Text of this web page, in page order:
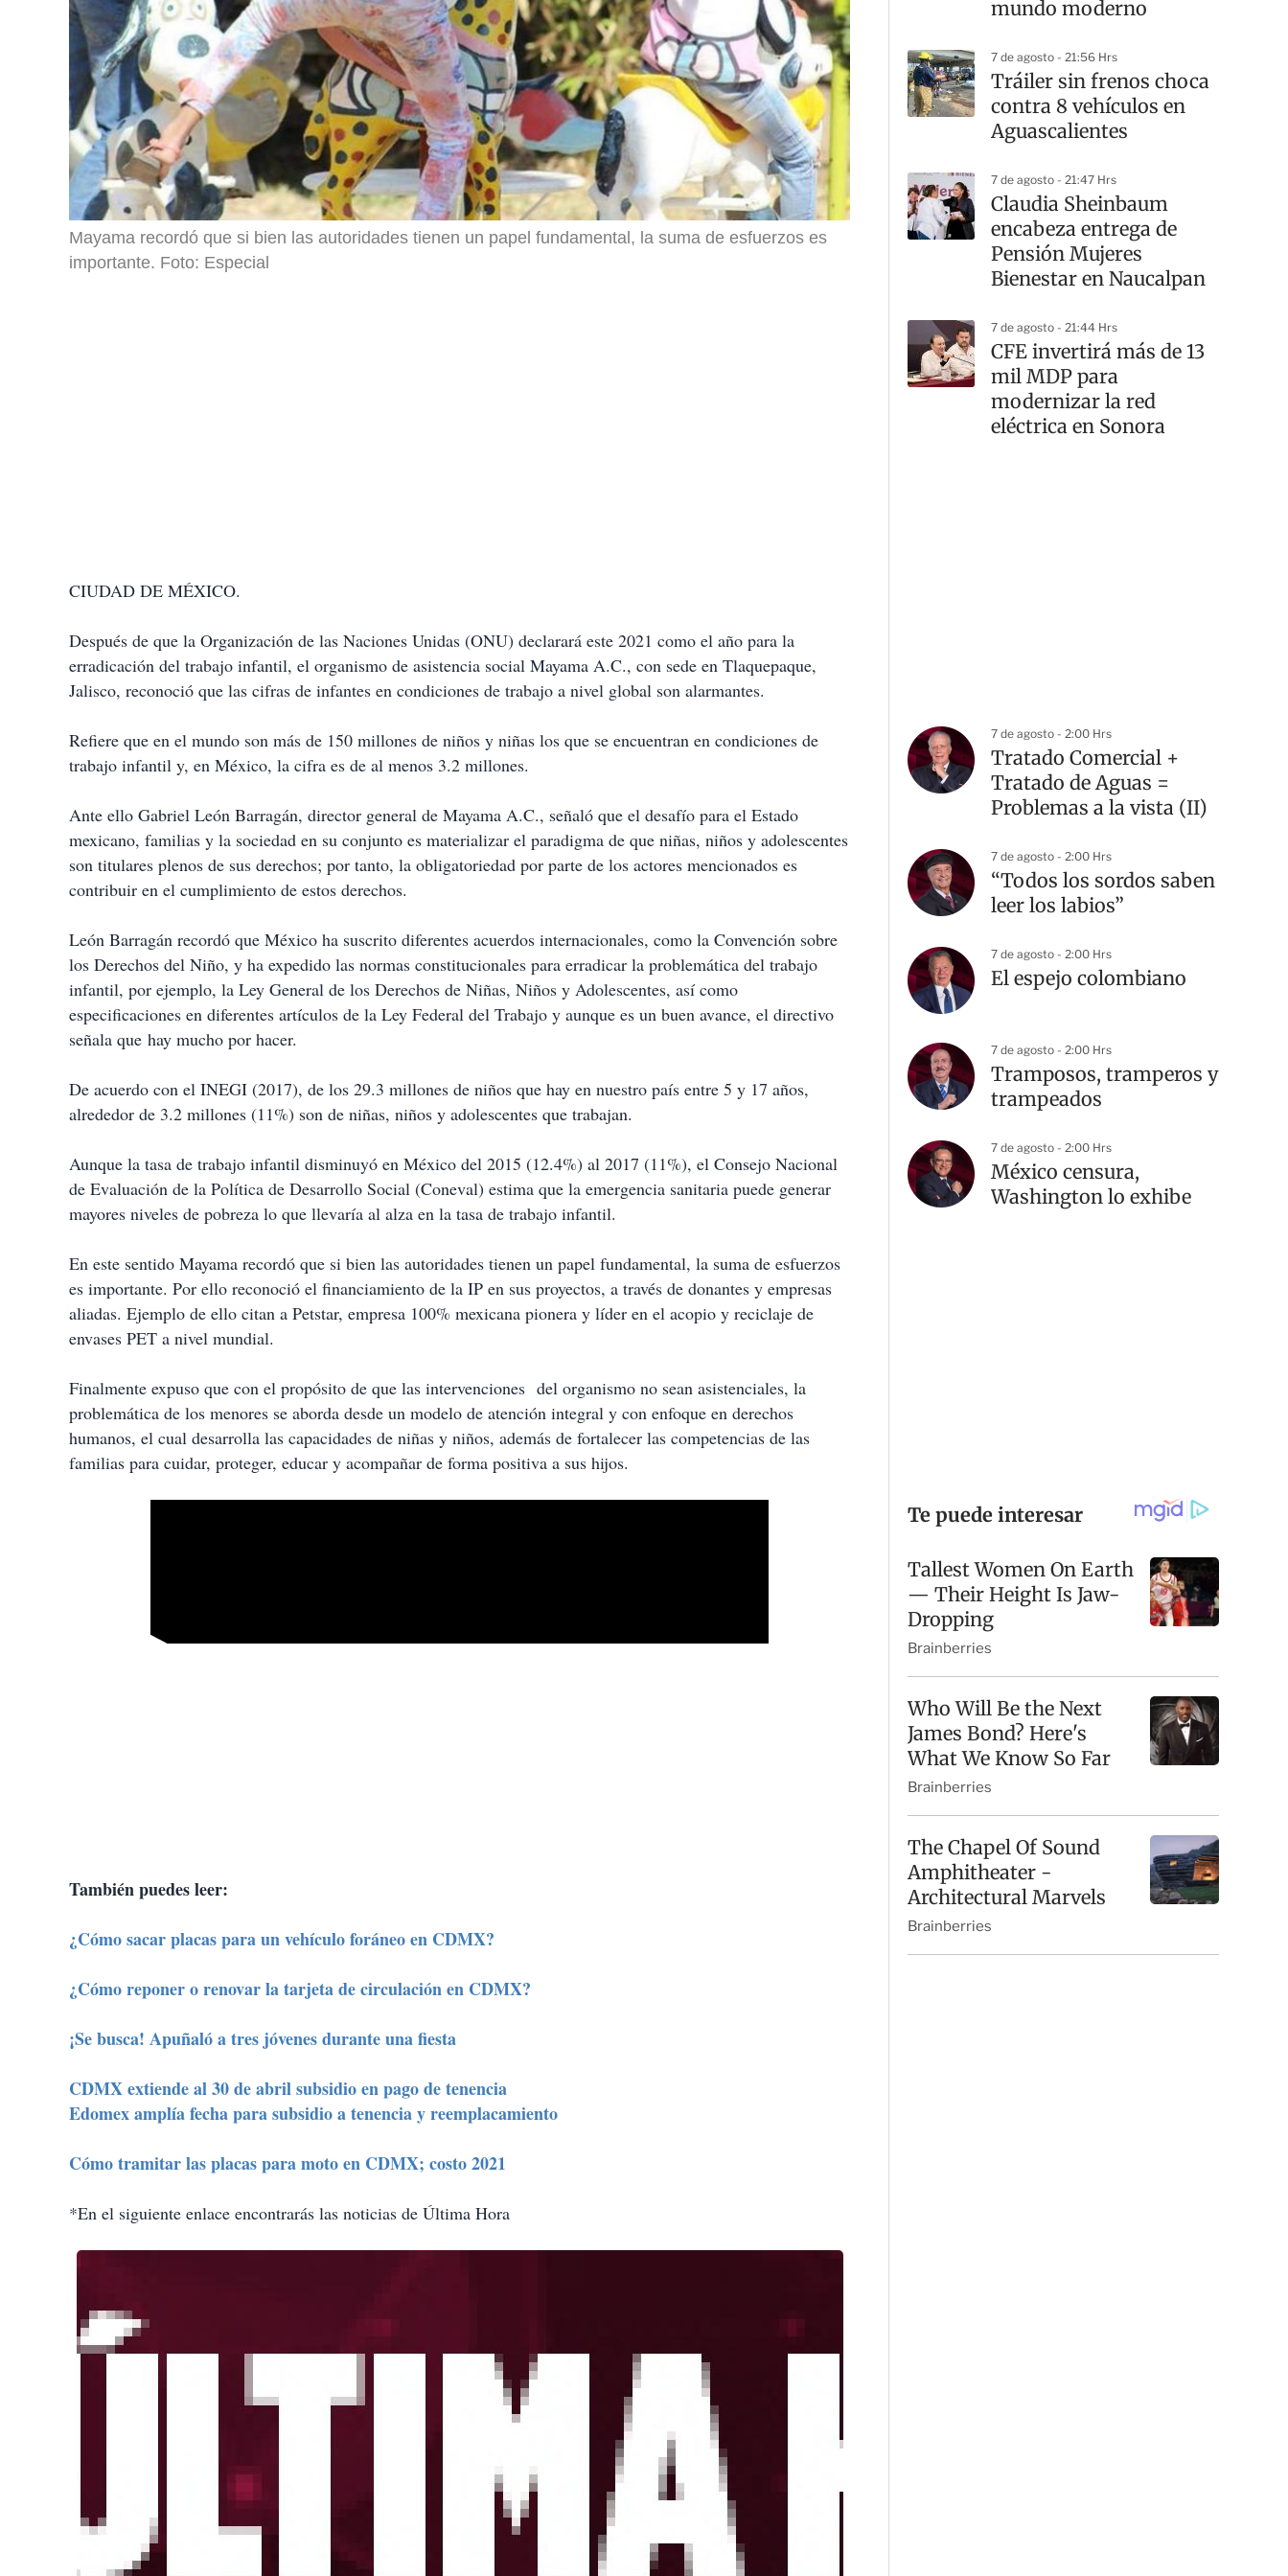
Mayama recordó que si bien las autoridades tienen un papel fundamental, la suma de esfuerzos es
importante. Foto: Especial
CIUDAD DE MÉXICO.
Después de que la Organización de las Naciones Unidas (ONU) declarará este 2021 como el año para la
erradicación del trabajo infantil, el organismo de asistencia social Mayama A.C., con sede en Tlaquepaque,
Jalisco, reconoció que las cifras de infantes en condiciones de trabajo a nivel global son alarmantes.
Refiere que en el mundo son más de 150 millones de niños y niñas los que se encuentran en condiciones de
trabajo infantil y, en México, la cifra es de al menos 3.2 millones.
Ante ello Gabriel León Barragán, director general de Mayama A.C., señaló que el desafío para el Estado
mexicano, familias y la sociedad en su conjunto es materializar el paradigma de que niñas, niños y adolescentes
son titulares plenos de sus derechos; por tanto, la obligatoriedad por parte de los actores mencionados es
contribuir en el cumplimiento de estos derechos.
León Barragán recordó que México ha suscrito diferentes acuerdos internacionales, como la Convención sobre
los Derechos del Niño, y ha expedido las normas constitucionales para erradicar la problemática del trabajo
infantil, por ejemplo, la Ley General de los Derechos de Niñas, Niños y Adolescentes, así como
especificaciones en diferentes artículos de la Ley Federal del Trabajo y aunque es un buen avance, el directivo
señala que hay mucho por hacer.
De acuerdo con el INEGI (2017), de los 29.3 millones de niños que hay en nuestro país entre 5 y 17 años,
alrededor de 3.2 millones (11%) son de niñas, niños y adolescentes que trabajan.
Aunque la tasa de trabajo infantil disminuyó en México del 2015 (12.4%) al 2017 (11%), el Consejo Nacional
de Evaluación de la Política de Desarrollo Social (Coneval) estima que la emergencia sanitaria puede generar
mayores niveles de pobreza lo que llevaría al alza en la tasa de trabajo infantil.
En este sentido Mayama recordó que si bien las autoridades tienen un papel fundamental, la suma de esfuerzos
es importante. Por ello reconoció el financiamiento de la IP en sus proyectos, a través de donantes y empresas
aliadas. Ejemplo de ello citan a Petstar, empresa 100% mexicana pionera y líder en el acopio y reciclaje de
envases PET a nivel mundial.
Finalmente expuso que con el propósito de que las intervenciones del organismo no sean asistenciales, la
problemática de los menores se aborda desde un modelo de atención integral y con enfoque en derechos
humanos, el cual desarrolla las capacidades de niñas y niños, además de fortalecer las competencias de las
familias para cuidar, proteger, educar y acompañar de forma positiva a sus hijos.
También puedes leer:
¿Cómo sacar placas para un vehículo foráneo en CDMX?
¿Cómo reponer o renovar la tarjeta de circulación en CDMX?
¡Se busca! Apuñaló a tres jóvenes durante una fiesta
CDMX extiende al 30 de abril subsidio en pago de tenencia
Edomex amplía fecha para subsidio a tenencia y reemplacamiento
Cómo tramitar las placas para moto en CDMX; costo 2021
*En el siguiente enlace encontrarás las noticias de Última Hora
mundo moderno
7 de agosto - 21:56 Hrs
Tráiler sin frenos choca
contra 8 vehículos en
Aguascalientes
7 de agosto - 21:47 Hrs
Claudia Sheinbaum
encabeza entrega de
Pensión Mujeres
Bienestar en Naucalpan
7 de agosto - 21:44 Hrs
CFE invertirá más de 13
mil MDP para
modernizar la red
eléctrica en Sonora
7 de agosto - 2:00 Hrs
Tratado Comercial +
Tratado de Aguas =
Problemas a la vista (II)
7 de agosto - 2:00 Hrs
“Todos los sordos saben
leer los labios”
7 de agosto - 2:00 Hrs
El espejo colombiano
7 de agosto - 2:00 Hrs
Tramposos, tramperos y
trampeados
7 de agosto - 2:00 Hrs
México censura,
Washington lo exhibe